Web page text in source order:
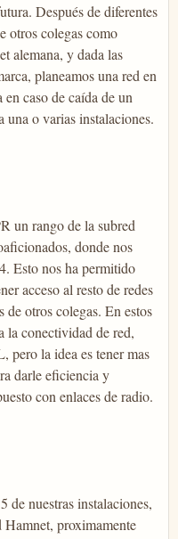
Después de diferentes
otros colegas como
alemana, y dada las
planeamos una red en
caso de caída de un
una o varias instalaciones.
un rango de la subred
donde nos
Esto nos ha permitido
acceso al resto de redes
de otros colegas. En estos
la conectividad de red,
la idea es tener mas
darle eficiencia y
con enlaces de radio.
de nuestras instalaciones,
Hamnet, proximamente